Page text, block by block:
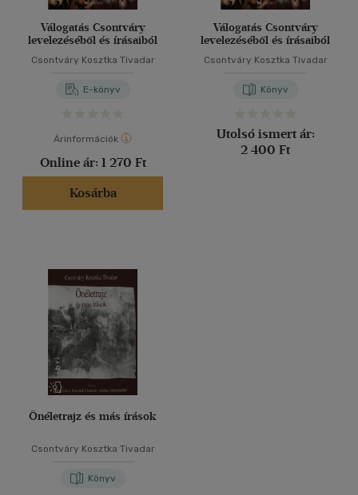
Válogatás Csontváry
levelezéséből és írásaiból
Csontváry Kosztka Tivadar
E-könyv
Árinformációk
Online ár: 1 270 Ft
Kosárba
Válogatás Csontváry
levelezéséből és írásaiból
Csontváry Kosztka Tivadar
Könyv
Utolsó ismert ár:
2 400 Ft
Önéletrajz és más írások
Csontváry Kosztka Tivadar
Könyv